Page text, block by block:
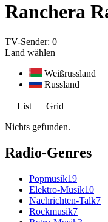
Ranchera
TV-Sender: 0
Land wählen
Weißrussland
Russland
List
Grid
Nichts gefunden.
Radio-Genres
Popmusik19
Elektro-Musik10
Nachrichten-Talk7
Rockmusik7